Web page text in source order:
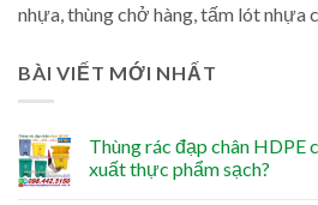
nhựa, thùng chở hàng, tấm lót nhựa
BÀI VIẾT MỚI NHẤT
Thùng rác đạp chân HDPE
xuất thực phẩm sạch?